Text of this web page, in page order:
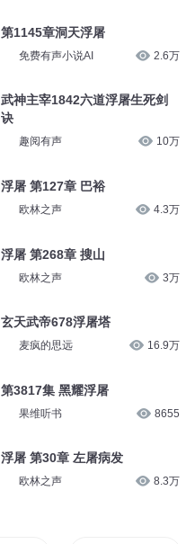
第1145章洞天浮屠
免费有声小说AI 2.6万
武神主宰1842六道浮屠生死剑
诀
趣阅有声 10万
浮屠 第127章 巴裕
欧林之声 4.3万
浮屠 第268章 搜山
欧林之声 3万
玄天武帝678浮屠塔
麦疯的思远 16.9万
第3817集 黑耀浮屠
果维听书 8655
浮屠 第30章 左屠病发
欧林之声 8.3万